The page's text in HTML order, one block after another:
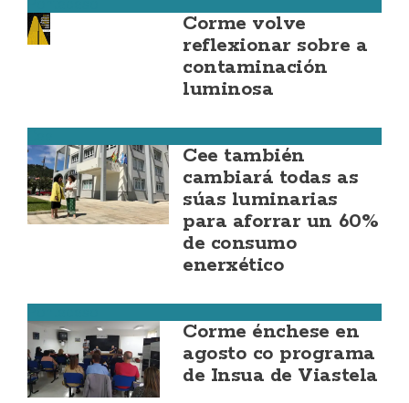
Corme volve
reflexionar sobre a
contaminación
luminosa
Cee también
cambiará todas as
súas luminarias
para aforrar un 60%
de consumo
enerxético
Corme énchese en
agosto co programa
de Insua de Viastela